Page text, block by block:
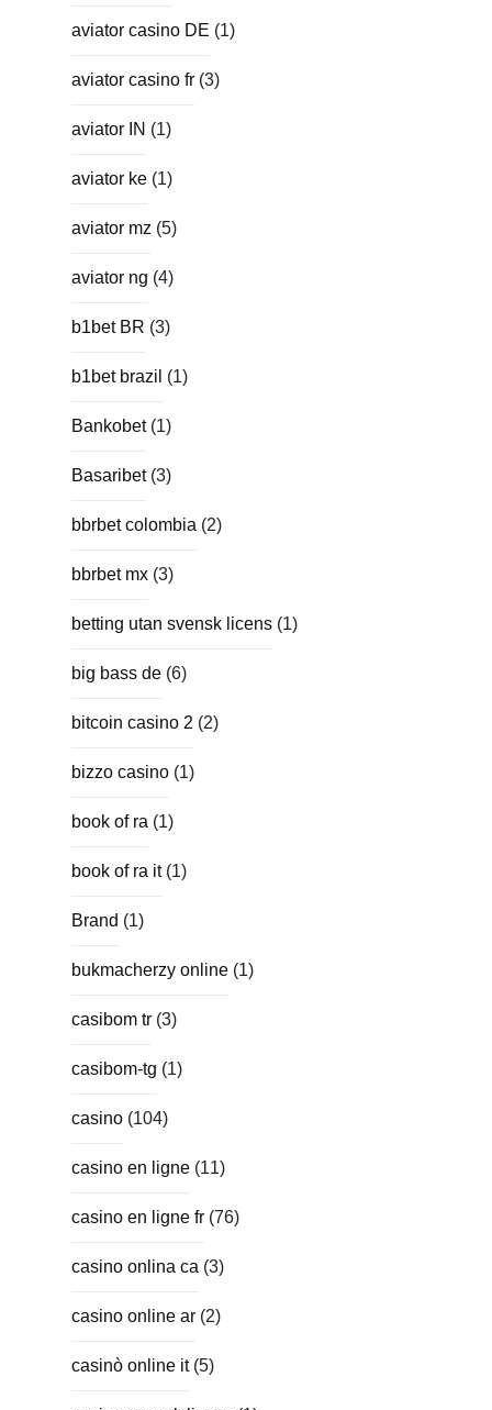
aviator casino DE (1)
aviator casino fr (3)
aviator IN (1)
aviator ke (1)
aviator mz (5)
aviator ng (4)
b1bet BR (3)
b1bet brazil (1)
Bankobet(1)
Basaribet(3)
bbrbet colombia (2)
bbrbet mx (3)
betting utan svensk licens (1)
big bass de (6)
bitcoin casino 2 (2)
bizzo casino (1)
book of ra (1)
book of ra it(1)
Brand (1)
bukmacherzy online (1)
casibom tr (3)
casibom-tg (1)
casino (104)
casino en ligne (11)
casino en ligne fr (76)
casino onlina ca (3)
casino online ar (2)
casinò online it(5)